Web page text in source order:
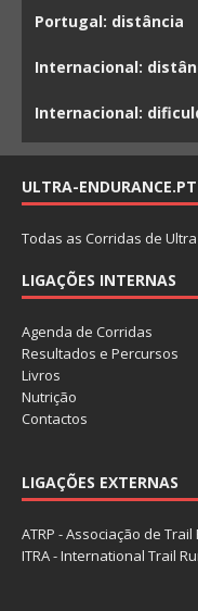
Portugal: distância
Internacional:
Internacional:
ULTRA-ENDURANCE.PT
Todas as Corridas de
LIGAÇÕES INTERNAS
Agenda de Corridas
Resultados e Percursos
Livros
Nutrição
Contactos
LIGAÇÕES EXTERNAS
ATRP - Associação de
ITRA - International Trail